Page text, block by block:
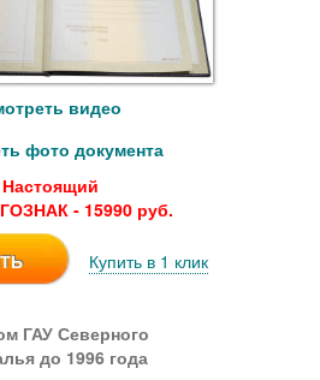
видео
фото документа
Настоящий
- 15990 руб.
Купить в 1 клик
ГАУ Северного
до 1996 года